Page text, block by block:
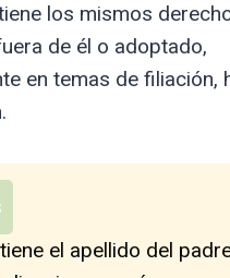
los mismos
de él o adoptado,
en temas de filiación,
el apellido del